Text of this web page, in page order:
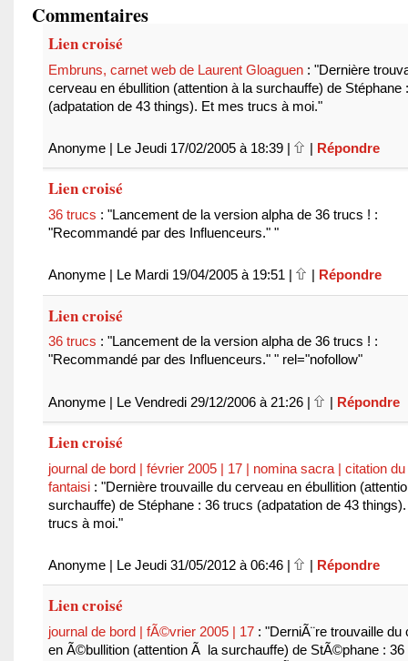
Commentaires
Lien croisé
Embruns, carnet web de Laurent Gloaguen : "Dernière
cerveau en ébullition (attention à la surchauffe) de Stéphane
(adpatation de 43 things). Et mes trucs à moi."
Anonyme | Le Jeudi 17/02/2005 à 18:39 | Répondre
Lien croisé
36 trucs : "Lancement de la version alpha de 36 trucs ! :
"Recommandé par des Influenceurs." "
Anonyme | Le Mardi 19/04/2005 à 19:51 | Répondre
Lien croisé
36 trucs : "Lancement de la version alpha de 36 trucs ! :
"Recommandé par des Influenceurs." " rel="nofollow"
Anonyme | Le Vendredi 29/12/2006 à 21:26 | Répondre
Lien croisé
journal de bord | février 2005 | 17 | nomina sacra | citation
fantaisi : "Dernière trouvaille du cerveau en ébullition
surchauffe) de Stéphane : 36 trucs (adpatation de 43
trucs à moi."
Anonyme | Le Jeudi 31/05/2012 à 06:46 | Répondre
Lien croisé
journal de bord | fÃ©vrier 2005 | 17 : "DerniÃ¨re trouvaille du
en Ã©bullition (attention Ã la surchauffe) de StÃ©phane : 36